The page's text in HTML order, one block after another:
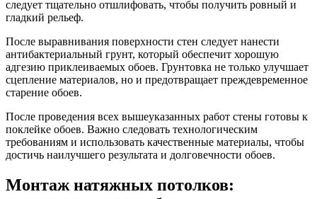
следует тщательно отшлифовать, чтобы получить ровный и
гладкий рельеф.
После выравнивания поверхности стен следует нанести
антибактериальный грунт, который обеспечит хорошую
адгезию приклеиваемых обоев. Грунтовка не только улучшает
сцепление материалов, но и предотвращает преждевременное
старение обоев.
После проведения всех вышеуказанных работ стены готовы к
поклейке обоев. Важно следовать технологическим
требованиям и использовать качественные материалы, чтобы
достичь наилучшего результата и долговечности обоев.
Монтаж натяжных потолков: